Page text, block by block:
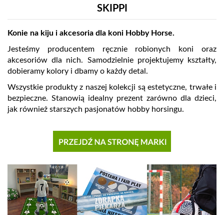
SKIPPI
Konie na kiju i akcesoria dla koni Hobby Horse.
Jesteśmy producentem ręcznie robionych koni oraz
akcesoriów dla nich. Samodzielnie projektujemy kształty,
dobieramy kolory i dbamy o każdy detal.
Wszystkie produkty z naszej kolekcji są estetyczne, trwałe i
bezpieczne. Stanowią idealny prezent zarówno dla dzieci,
jak również starszych pasjonatów hobby horsingu.